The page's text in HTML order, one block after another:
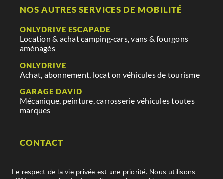
NOS AUTRES SERVICES DE MOBILITÉ
ONLYDRIVE ESCAPADE
Location & achat camping-cars, vans & fourgons
aménagés
ONLYDRIVE
Achat, abonnement, location véhicules de tourisme
GARAGE DAVID
Mécanique, peinture, carrosserie véhicules toutes
marques
CONTACT
29 rue des mauges
85250 Saint Fulgent
Le respect de la vie privée est une priorité. Nous utilisons